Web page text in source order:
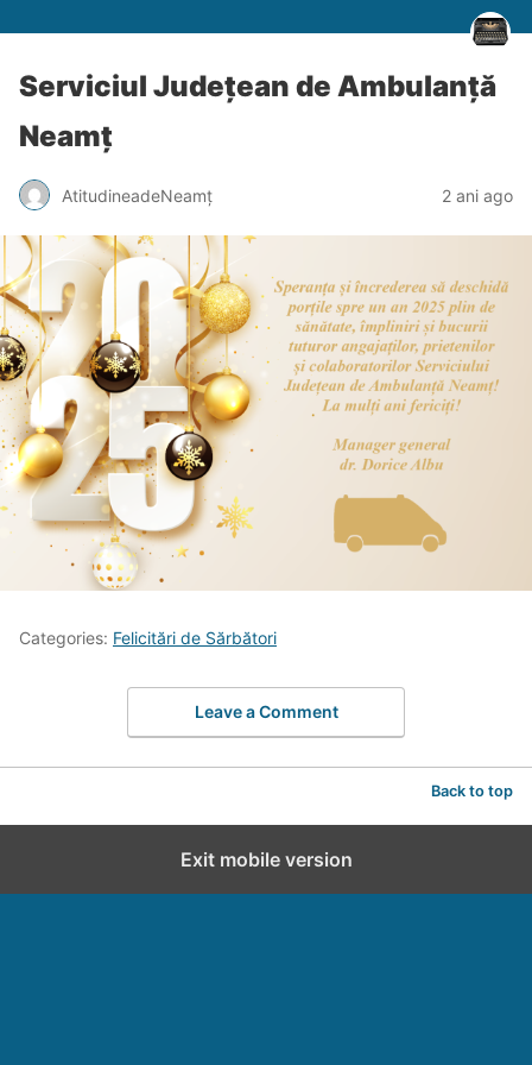
Serviciul Județean de Ambulanță
Neamț
AtitudineadeNeamț 2 ani ago
Categories: Felicitări de Sărbători
Leave a Comment
Back to top
Exit mobile version